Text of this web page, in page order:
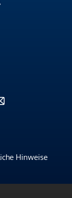
Hinweise